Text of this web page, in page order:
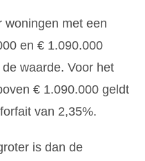
woningen met een
en € 1.090.000
waarde. Voor het
€ 1.090.000 geldt
van 2,35%.
is dan de